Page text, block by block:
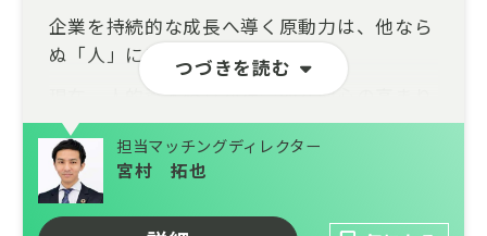
つづきを読む
企業を持続的な成長へ導く原動力は、他なら
ぬ「人」にあります。
現在、人的資本経営が社会的な関心の高まり
とともにご相談や支援ニーズが急増してお
り、次世代を担うポテンシャルメンバー（未
経験者枠）を募集することとなりましたの
で、未経験から挑戦したい方にご応募いただ
担当マッチングディレクター
宮村 拓也